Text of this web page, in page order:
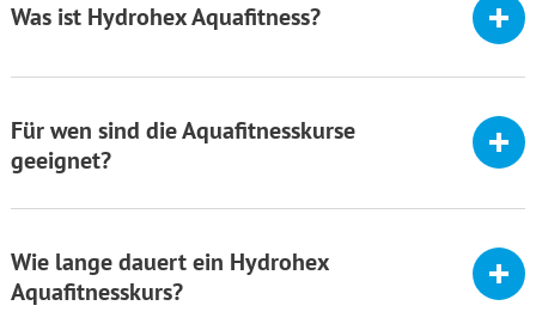
Was ist Hydrohex Aquafitness?
Für wen sind die Aquafitnesskurse
geeignet?
Wie lange dauert ein Hydrohex
Aquafitnesskurs?